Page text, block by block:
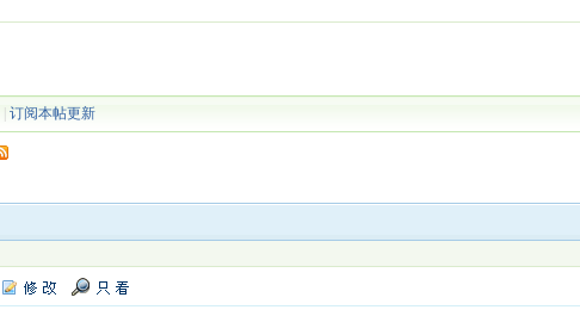
|订阅本帖更新